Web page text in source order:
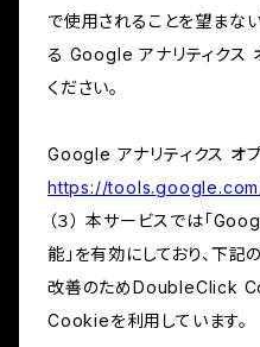
で使用されることを望まな
る Google アナリティクス
ください。
Google アナリティクス オプ
https://
（３） 本サービスでは「
能」を有効にしており、下記
改善のためDoubleClick
Cookieを利用しています。